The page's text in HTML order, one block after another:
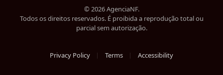
© 2026 AgenciaNF.
Todos os direitos reservados. É proibida a reprodução total ou
parcial sem autorização.
Privacy Policy Terms Accessibility